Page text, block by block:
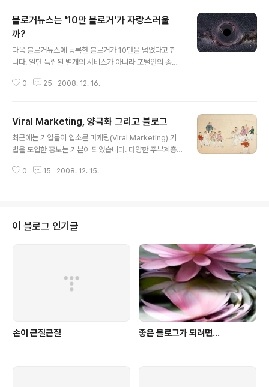
블로거뉴스는 '10만 블로거'가 자랑스러울
까?
다음 블로거뉴스에 등록한 블로거가 10만을 넘었다고 합
니다. 일단 독립된 별개의 서비스가 아니라 포털안의 종속
분명 의미있는 것이라고 봅니다. 게다가 그 서비스가 자사
향형이라는 것은 꽤나 의미있고 매력적인 것입니다. 사실
이런 개방형 서비스가 블로그들 사이에선 당연한 것임에도
불구하고 한쪽이 안 하니깐, 반해서 매력적으로 비친 것이
19만 블로그, 블코에 15만 블로그가 등록한 것을 감안하면
0 25 2008. 12. 16.
Viral Marketing, 양극화 그리고 블로그
최근에는 기업들이 입소문 마케팅(Viral Marketing) 기
법을 도입한 홍보는 기본이 되었습니다. 다양한 주부계층
을 사용하고 난 느낌을 이야기하기도 하고, 블로거들에게
적이고 중요한 마케팅 방법이 되어있습니다. 그리고 일찌
감치 기업은 바이럴마케팅의 효과를 깨닫고 다양한 미디어
를 통해 자사의 제품을 홍보합니다. 여기서 기업은 다양한
미디어 중 '인터넷'에 보다 집중하게 됩니다. 즉 인터넷 공
간에서 영향력이 있는 집단, 까페나 클럽같은 소셜미디어
에서부터 블로거와 같은 개인에게 기업은 더..
0 15 2008. 12. 15.
이 블로그 인기글
손이 근질근질 좋은 블로그가 되려면...